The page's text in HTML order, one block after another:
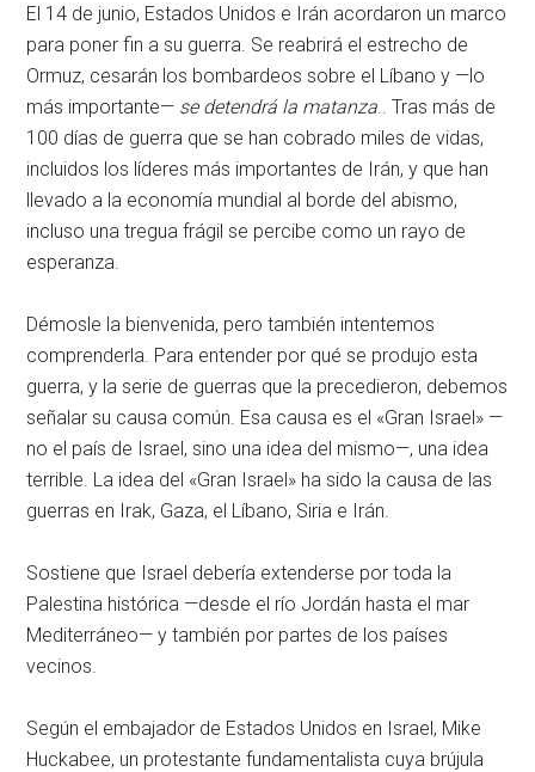
El 14 de junio, Estados Unidos e Irán acordaron un marco
para poner fin a su guerra. Se reabrirá el estrecho de
Ormuz, cesarán los bombardeos sobre el Líbano y —lo
más importante— se detendrá la matanza .. Tras más de
100 días de guerra que se han cobrado miles de vidas,
incluidos los líderes más importantes de Irán, y que han
llevado a la economía mundial al borde del abismo,
incluso una tregua frágil se percibe como un rayo de
esperanza.
Démosle la bienvenida, pero también intentemos
comprenderla. Para entender por qué se produjo esta
guerra, y la serie de guerras que la precedieron, debemos
señalar su causa común. Esa causa es el «Gran Israel» —
no el país de Israel, sino una idea del mismo—, una idea
terrible. La idea del «Gran Israel» ha sido la causa de las
guerras en Irak, Gaza, el Líbano, Siria e Irán.
Sostiene que Israel debería extenderse por toda la
Palestina histórica —desde el río Jordán hasta el mar
Mediterráneo— y también por partes de los países
vecinos.
Según el embajador de Estados Unidos en Israel, Mike
Huckabee, un protestante fundamentalista cuya brújula